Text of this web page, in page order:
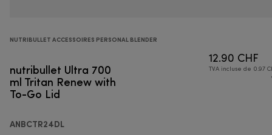
NUTRIBULLET ACCESSOIRES PERSONAL BLENDER
nutribullet Ultra 700
ml Tritan Renew with
To-Go Lid
ANBCTR24DL
12.90 CHF
TVA incluse de 0.97